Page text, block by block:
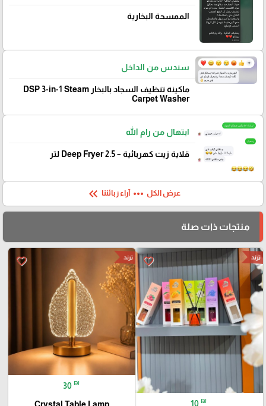
الممسحة البخارية
سندس من الداخل
ماكينة تنظيف السجاد بالبخار DSP 3-in-1 Steam
Carpet Washer
ابتهال من رام الله
قلاية زيت كهربائية – Deep Fryer 2.5 لتر
عرض الكل more_horiz آراء زبائننا keyboard_double_arrow_left
منتجات ذات صلة
favorite_border ترند
10 ₪
favorite_border ترند
30 ₪